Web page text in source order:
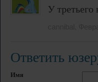
У третьего
Ответить
Имя